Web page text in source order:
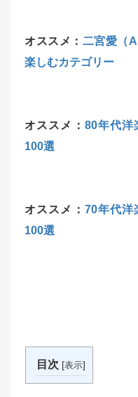
オススメ： 二宮愛（
楽しむカテゴリー
オススメ： 80年代洋
100選
オススメ： 70年代洋
100選
目次 [表示]